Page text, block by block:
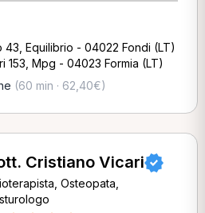
43, Equilibrio - 04022 Fondi (LT)
153, Mpg - 04023 Formia (LT)
(60 min · 62,40€)
Cristiano Vicari
Osteopata,